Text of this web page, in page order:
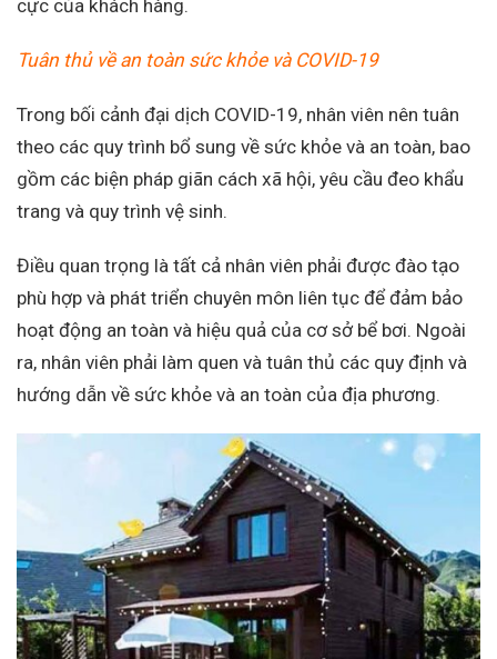
cực của khách hàng.
Tuân thủ về an toàn sức khỏe và COVID-19
Trong bối cảnh đại dịch COVID-19, nhân viên nên tuân
theo các quy trình bổ sung về sức khỏe và an toàn, bao
gồm các biện pháp giãn cách xã hội, yêu cầu đeo khẩu
trang và quy trình vệ sinh.
Điều quan trọng là tất cả nhân viên phải được đào tạo
phù hợp và phát triển chuyên môn liên tục để đảm bảo
hoạt động an toàn và hiệu quả của cơ sở bể bơi. Ngoài
ra, nhân viên phải làm quen và tuân thủ các quy định và
hướng dẫn về sức khỏe và an toàn của địa phương.